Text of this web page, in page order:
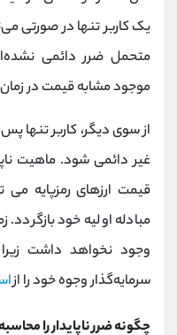
یک کاربر تنها در صورتی
متحمل ضرر دائمی
موجود مشابه قیمت در
از سوی دیگر، کاربر تنها
غیر دائمی شود. ماهیت
قیمت ارزهای رمزپایه
مبادله اولیه خود بازگردد.
وجود نخواهد داشت
سرمایه‌گذار وجوه خود را از
چگونه ضرر ناپایدار را